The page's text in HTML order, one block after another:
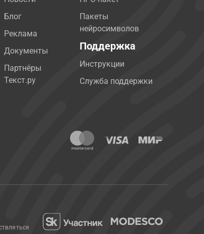
Блог
Реклама
Документы
Партнёры
Текст.ру
Пакеты
нейросимволов
Поддержка
Инструкции
Служба поддержки